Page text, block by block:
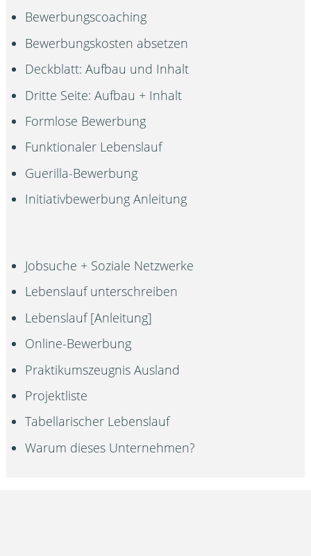
Bewerbungscoaching
Bewerbungskosten absetzen
Deckblatt: Aufbau und Inhalt
Dritte Seite: Aufbau + Inhalt
Formlose Bewerbung
Funktionaler Lebenslauf
Guerilla-Bewerbung
Initiativbewerbung Anleitung
Jobsuche + Soziale Netzwerke
Lebenslauf unterschreiben
Lebenslauf [Anleitung]
Online-Bewerbung
Praktikumszeugnis Ausland
Projektliste
Tabellarischer Lebenslauf
Warum dieses Unternehmen?